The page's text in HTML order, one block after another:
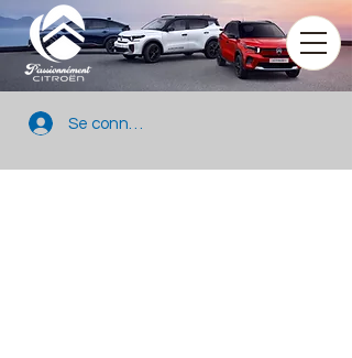
Se connecter